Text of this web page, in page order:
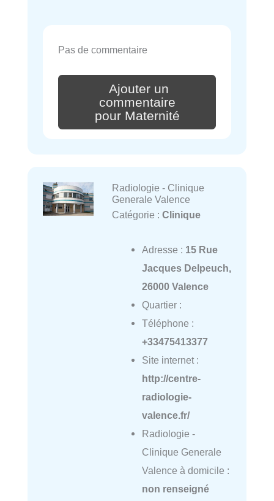
Pas de commentaire
Ajouter un
commentaire
pour Maternité
Radiologie - Clinique
Generale Valence
Catégorie : Clinique
Adresse : 15 Rue
Jacques Delpeuch,
26000 Valence
Quartier :
Téléphone :
+33475413377
Site internet :
http://centre-
radiologie-
valence.fr/
Radiologie -
Clinique Generale
Valence à domicile :
non renseigné